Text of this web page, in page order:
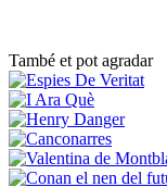
També et pot agradar